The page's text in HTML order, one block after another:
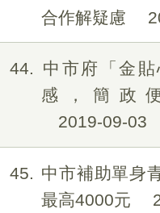
合作解疑慮
44
中市府「金
感，簡政
2019-09-03
45
中市補助單身
最高4000元